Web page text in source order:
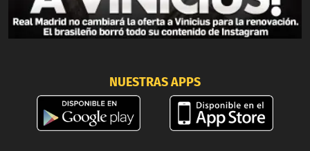
NUESTRAS APPS